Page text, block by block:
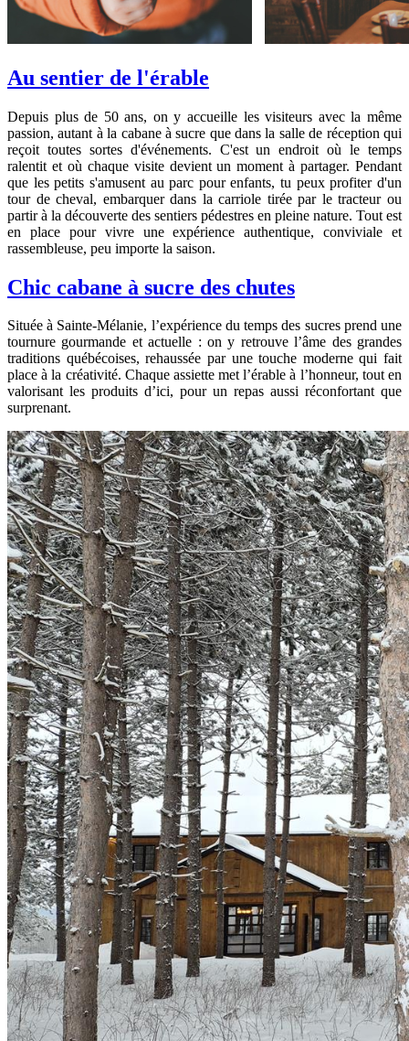
Au sentier de l'érable
Depuis plus de 50 ans, on y accueille les visiteurs avec la même
passion, autant à la cabane à sucre que dans la salle de réception qui
reçoit toutes sortes d'événements. C'est un endroit où le temps
ralentit et où chaque visite devient un moment à partager. Pendant
que les petits s'amusent au parc pour enfants, tu peux profiter d'un
tour de cheval, embarquer dans la carriole tirée par le tracteur ou
partir à la découverte des sentiers pédestres en pleine nature. Tout est
en place pour vivre une expérience authentique, conviviale et
rassembleuse, peu importe la saison.
Chic cabane à sucre des chutes
Située à Sainte-Mélanie, l’expérience du temps des sucres prend une
tournure gourmande et actuelle : on y retrouve l’âme des grandes
traditions québécoises, rehaussée par une touche moderne qui fait
place à la créativité. Chaque assiette met l’érable à l’honneur, tout en
valorisant les produits d’ici, pour un repas aussi réconfortant que
surprenant.